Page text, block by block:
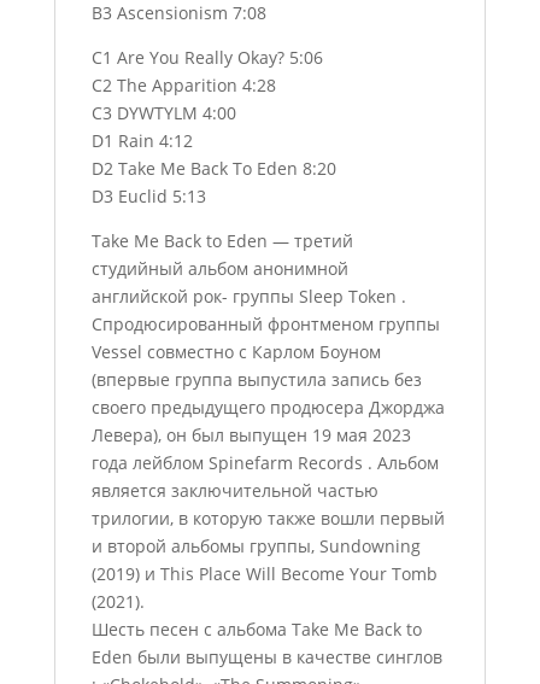
B3 Ascensionism 7:08
C1 Are You Really Okay? 5:06
C2 The Apparition 4:28
C3 DYWTYLM 4:00
D1 Rain 4:12
D2 Take Me Back To Eden 8:20
D3 Euclid 5:13
Take Me Back to Eden — третий
студийный альбом анонимной
английской рок- группы Sleep Token .
Спродюсированный фронтменом группы
Vessel совместно с Карлом Боуном
(впервые группа выпустила запись без
своего предыдущего продюсера Джорджа
Левера), он был выпущен 19 мая 2023
года лейблом Spinefarm Records . Альбом
является заключительной частью
трилогии, в которую также вошли первый
и второй альбомы группы, Sundowning
(2019) и This Place Will Become Your Tomb
(2021).
Шесть песен с альбома Take Me Back to
Eden были выпущены в качестве синглов